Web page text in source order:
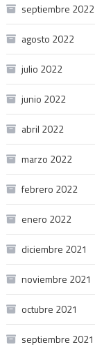
septiembre 2022
agosto 2022
julio 2022
junio 2022
abril 2022
marzo 2022
febrero 2022
enero 2022
diciembre 2021
noviembre 2021
octubre 2021
septiembre 2021